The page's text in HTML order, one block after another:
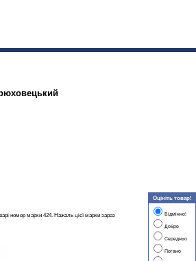
номер марки 424. Нажаль цієї марки зараз
Оцініть товар!
Відмінно!
Добре
Середньо
Погано